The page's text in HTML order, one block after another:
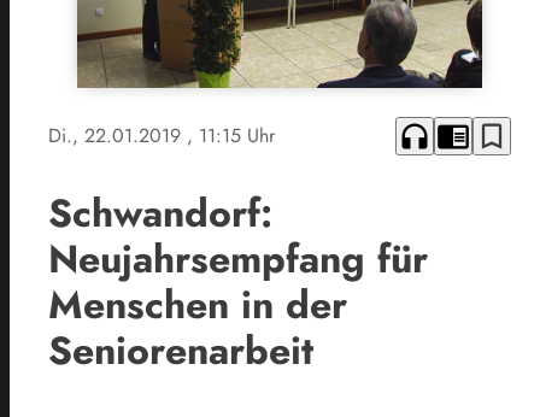
Di., 22.01.2019 , 11:15 Uhr headphones chrome_reader_mode bookmark_border
Schwandorf:
Neujahrsempfang für
Menschen in der
Seniorenarbeit